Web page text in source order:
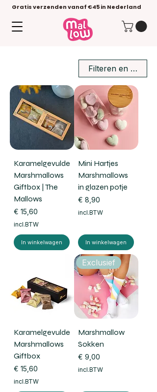
Gratis verzenden vanaf €45 in Nederland
Filteren en sorteren
Karamelgevulde
Marshmallows
Giftbox | The
Mallows
Prijs
€ 15,60
incl.BTW
In winkelwagen
Mini Hartjes
Marshmallows
in glazen potje
Prijs
€ 8,90
incl.BTW
In winkelwagen
Karamelgevulde
Marshmallows
Giftbox
Prijs
€ 15,60
incl.BTW
Exclusief
Marshmallow
Sokken
Prijs
€ 9,00
incl.BTW